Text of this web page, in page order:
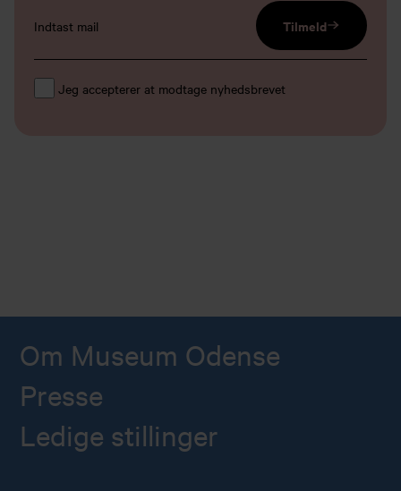
email input Tilmeld
Jeg accepterer at modtage nyhedsbrevet
Om Museum Odense
Presse
Ledige stillinger